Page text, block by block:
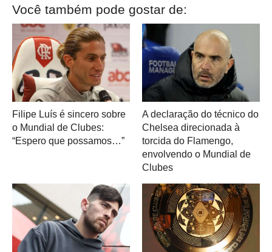
Você também pode gostar de:
Filipe Luís é sincero sobre
o Mundial de Clubes:
“Espero que possamos…”
A declaração do técnico do
Chelsea direcionada à
torcida do Flamengo,
envolvendo o Mundial de
Clubes